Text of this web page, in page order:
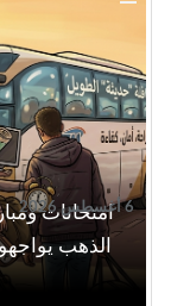
امتحانات
الذهب
6 أغسطس 2026